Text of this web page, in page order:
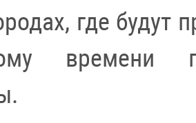
где
времени